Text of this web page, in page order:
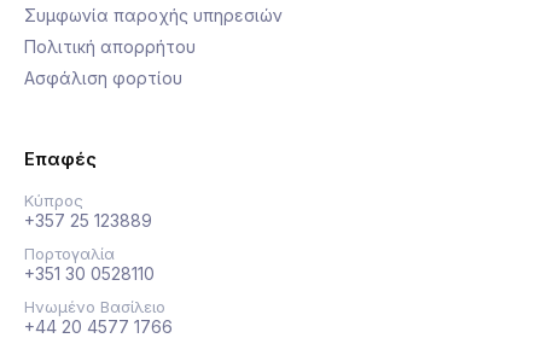
Συμφωνία παροχής υπηρεσιών
Πολιτική απορρήτου
Ασφάλιση φορτίου
Επαφές
Κύπρος
+357 25 123889
Πορτογαλία
+351 30 0528110
Ηνωμένο Βασίλειο
+44 20 4577 1766